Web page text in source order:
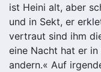
ist Heini alt, aber
und in Sekt, er
vertraut sind ihm
eine Nacht hat er
andern.« Auf